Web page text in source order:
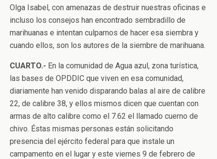
Olga Isabel, con amenazas de destruir nuestras oficinas e
incluso los consejos han encontrado sembradillo de
marihuanas e intentan culparnos de hacer esa siembra y
cuando ellos, son los autores de la siembre de marihuana.
CUARTO.- En la comunidad de Agua azul, zona turística,
las bases de OPDDIC que viven en esa comunidad,
diariamente han venido disparando balas al aire de calibre
22, de calibre 38, y ellos mismos dicen que cuentan con
armas de alto calibre como el 7.62 el llamado cuerno de
chivo. Éstas mismas personas están solicitando
presencia del ejército federal para que instale un
campamento en el lugar y este viernes 9 de febrero de